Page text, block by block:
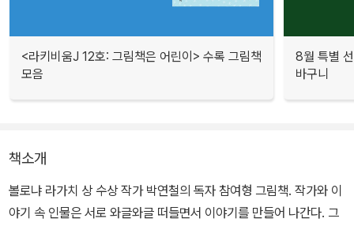
<라키비움J 12호: 그림책은 어린이> 수록 그림책
모음
8월 특별
바구니
책소개
볼로냐 라가치 상 수상 작가 박연철의 독자 참여형 그림책. 작가와 이
야기 속 인물은 서로 와글와글 떠들면서 이야기를 만들어 나간다. 그